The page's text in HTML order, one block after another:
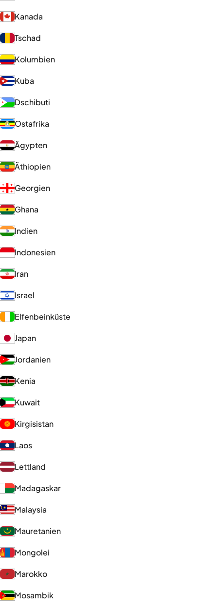
Kanada
Tschad
Kolumbien
Kuba
Dschibuti
Ostafrika
Ägypten
Äthiopien
Georgien
Ghana
Indien
Indonesien
Iran
Israel
Elfenbeinküste
Japan
Jordanien
Kenia
Kuwait
Kirgisistan
Laos
Lettland
Madagaskar
Malaysia
Mauretanien
Mongolei
Marokko
Mosambik